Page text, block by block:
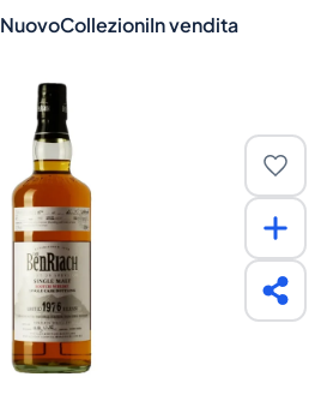
NuovoCollezioniIn vendita